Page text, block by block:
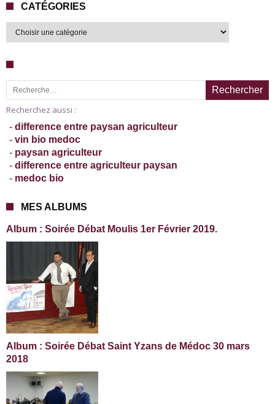
CATÉGORIES
Recherche pour :
Recherchez aussi :
- difference entre paysan agriculteur
- vin bio medoc
- paysan agriculteur
- difference entre agriculteur paysan
- medoc bio
MES ALBUMS
Album : Soirée Débat Moulis 1er Février 2019.
Album : Soirée Débat Saint Yzans de Médoc 30 mars
2018